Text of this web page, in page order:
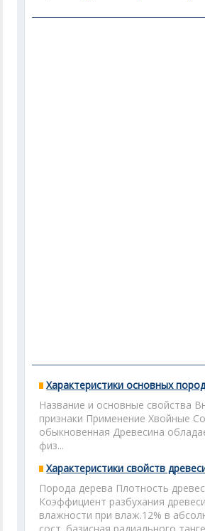
Характеристики основных
Название и основные свойства
признаки Применение Хвойные
обыкновенная Древесина
физ...
Характеристики свойств
Порода дерева Плотность
Коэффициент разбухания
влажности при влаж.12% в